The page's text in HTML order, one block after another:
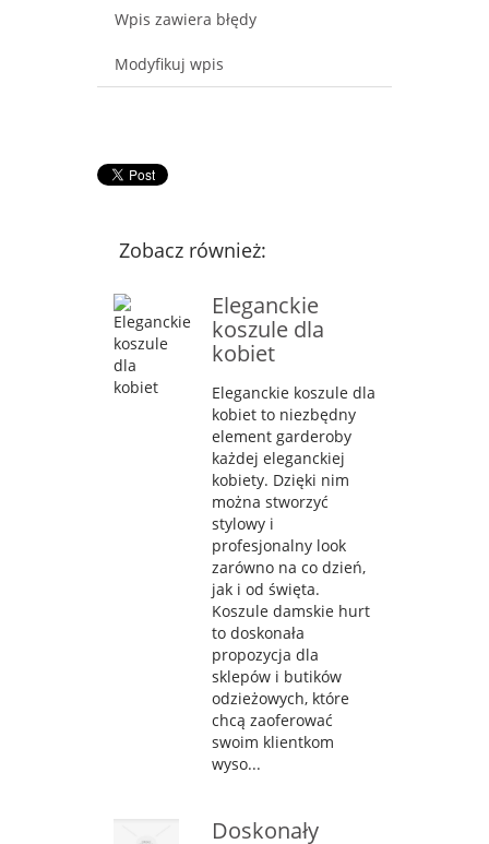
Wpis zawiera błędy
Modyfikuj wpis
Zobacz również:
Eleganckie
koszule dla
kobiet
Eleganckie koszule dla
kobiet to niezbędny
element garderoby
każdej eleganckiej
kobiety. Dzięki nim
można stworzyć
stylowy i
profesjonalny look
zarówno na co dzień,
jak i od święta.
Koszule damskie hurt
to doskonała
propozycja dla
sklepów i butików
odzieżowych, które
chcą zaoferować
swoim klientkom
wyso...
Doskonały